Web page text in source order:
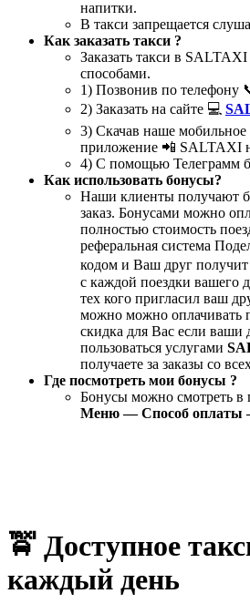
напитки.
В такси запрещается
Как заказать такси ?
Заказать такси в
способами.
1) Позвонив по телефону
2) Заказать на сайте 💻
3) Скачав наше мобильное
приложение 📲 SALTAXI
4) С помощью Телеграмм
Как использовать бонусы?
Наши клиенты получают
заказ. Бонусами можно
полностью стоимость
реферальная система
кодом и Ваш друг
с каждой поездки вашего
тех кого пригласил ваш
можно можно оплачивать
скидка для Вас если ваши
пользоваться услугами
получаете за заказы со
Где посмотреть мои бонусы ?
Бонусы можно смотреть в
Меню — Способ оплаты
🚖 Доступное
каждый день